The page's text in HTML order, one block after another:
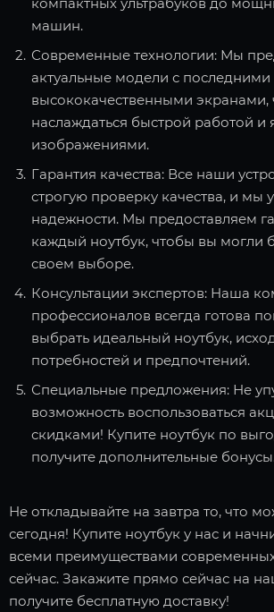
машин.
Современные технологии: Мы
актуальные модели с
высококачественными
наслаждаться быстрой работой и
изображениями.
Гарантия качества: Все наши
строгую проверку качества, и мы
надежности. Мы предоставляем
каждый ноутбук, чтобы вы могли
своем выборе.
Консультации экспертов: Наша
профессионалов всегда готова
выбрать идеальный ноутбук,
потребностей и предпочтений.
Специальные предложения: Не
возможность воспользоваться
скидками! Купите ноутбук по
получите дополнительные
Не откладывайте на завтра то, что
сегодня! Купите ноутбук у нас и
всеми преимуществами
сейчас. Закажите прямо сейчас на
получите бесплатную доставку!